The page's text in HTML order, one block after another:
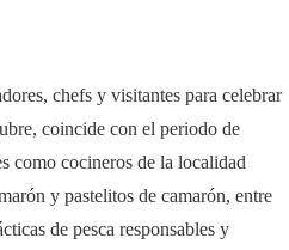
chefs y visitantes para celebrar
coincide con el periodo de
como cocineros de la localidad
y pastelitos de camarón, entre
de pesca responsables y